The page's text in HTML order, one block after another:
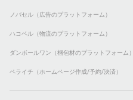
ノバセル（広告のプラットフォーム）
ハコベル（物流のプラットフォーム）
ダンボールワン（梱包材のプラットフォーム）
ペライチ（ホームページ作成/予約/決済）